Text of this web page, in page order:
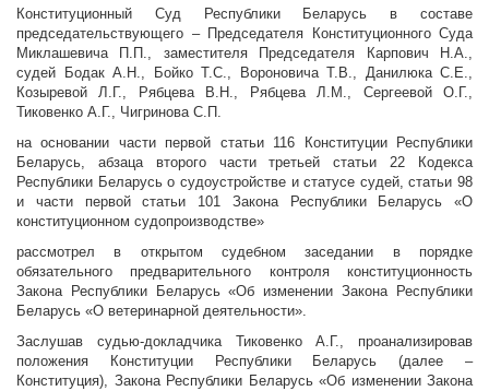
Конституционный Суд Республики Беларусь в составе
председательствующего – Председателя Конституционного Суда
Миклашевича П.П., заместителя Председателя Карпович Н.А.,
судей Бодак А.Н., Бойко Т.С., Вороновича Т.В., Данилюка С.Е.,
Козыревой Л.Г., Рябцева В.Н., Рябцева Л.М., Сергеевой О.Г.,
Тиковенко А.Г., Чигринова С.П.
на основании части первой статьи 116 Конституции Республики
Беларусь, абзаца второго части третьей статьи 22 Кодекса
Республики Беларусь о судоустройстве и статусе судей, статьи 98
и части первой статьи 101 Закона Республики Беларусь «О
конституционном судопроизводстве»
рассмотрел в открытом судебном заседании в порядке
обязательного предварительного контроля конституционность
Закона Республики Беларусь «Об изменении Закона Республики
Беларусь «О ветеринарной деятельности».
Заслушав судью-докладчика Тиковенко А.Г., проанализировав
положения Конституции Республики Беларусь (далее –
Конституция), Закона Республики Беларусь «Об изменении Закона